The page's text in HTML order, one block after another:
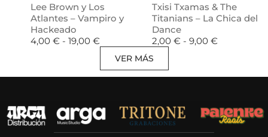
Lee Brown y Los
Atlantes – Vampiro y
Hackeado
4,00 € - 19,00 €
Txisi Txamas & The
Titanians – La Chica del
Dance
2,00 € - 9,00 €
VER MÁS